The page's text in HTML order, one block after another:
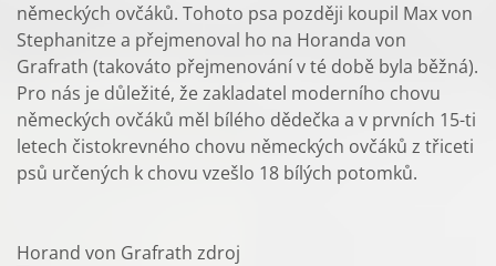
německých ovčáků. Tohoto psa později koupil Max von
Stephanitze a přejmenoval ho na Horanda von
Grafrath (takováto přejmenování v té době byla běžná).
Pro nás je důležité, že zakladatel moderního chovu
německých ovčáků měl bílého dědečka a v prvních 15-ti
letech čistokrevného chovu německých ovčáků z třiceti
psů určených k chovu vzešlo 18 bílých potomků.
Horand von Grafrath zdroj